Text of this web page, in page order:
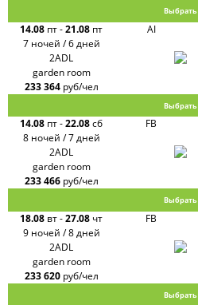
Выбрать
14.08 пт-21.08 пт
7 ночей / 6 дней
AI
2ADL
garden room
233 364 руб/чел
Выбрать
14.08 пт-22.08сб
8 ночей / 7 дней
FB
2ADL
garden room
233 466 руб/чел
Выбрать
18.08 вт-27.08 чт
9 ночей / 8 дней
FB
2ADL
garden room
233 620 руб/чел
Выбрать